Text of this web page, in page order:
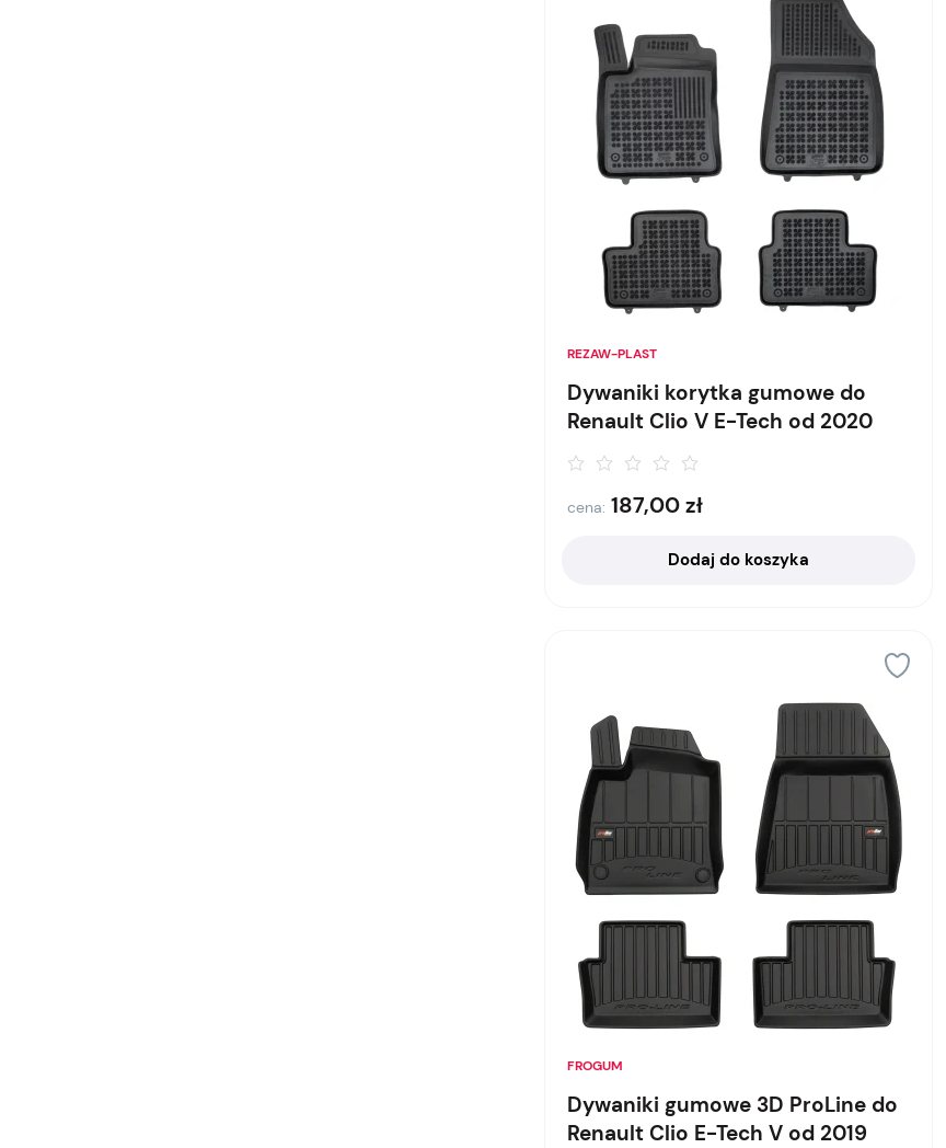
REZAW-PLAST
Dywaniki korytka gumowe do
Renault Clio V E-Tech od 2020
cena: 187,00zł
Dodaj do koszyka
FROGUM
Dywaniki gumowe 3D ProLine do
Renault Clio E-Tech V od 2019